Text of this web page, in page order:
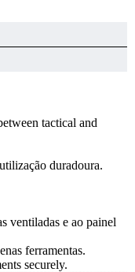
tactical and
duradoura.
ventiladas e ao painel
ferramentas.
securely.